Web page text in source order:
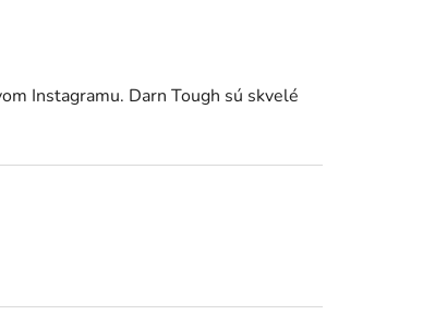
Instagramu. Darn Tough sú skvelé